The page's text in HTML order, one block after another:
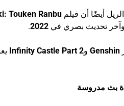
أيضًا أن فيلم Touken Ranbu
وآخر تحديث بصري في 2022
.
Genshin وInfinity Castle Part 2